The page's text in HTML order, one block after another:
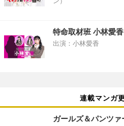
特命取材班 小林愛香
出演：小林愛香
連載マンガ
ガールズ＆パンツァ